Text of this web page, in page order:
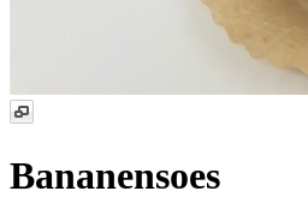
Bananensoes